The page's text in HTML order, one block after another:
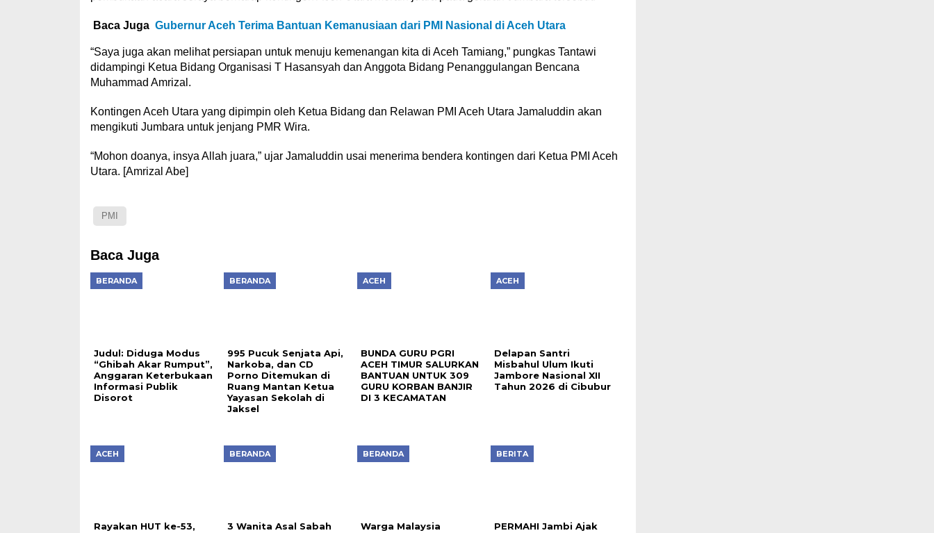
Baca Juga Gubernur Aceh Terima Bantuan Kemanusiaan dari PMI Nasional di Aceh Utara
“Saya juga akan melihat persiapan untuk menuju kemenangan kita di Aceh Tamiang,” pungkas Tantawi
didampingi Ketua Bidang Organisasi T Hasansyah dan Anggota Bidang Penanggulangan Bencana
Muhammad Amrizal.
Kontingen Aceh Utara yang dipimpin oleh Ketua Bidang dan Relawan PMI Aceh Utara Jamaluddin akan
mengikuti Jumbara untuk jenjang PMR Wira.
“Mohon doanya, insya Allah juara,” ujar Jamaluddin usai menerima bendera kontingen dari Ketua PMI Aceh
Utara. [Amrizal Abe]
PMI
Baca Juga
BERANDA
Judul: Diduga Modus
“Ghibah Akar Rumput”,
Anggaran Keterbukaan
Informasi Publik
Disorot
BERANDA
995 Pucuk Senjata Api,
Narkoba, dan CD
Porno Ditemukan di
Ruang Mantan Ketua
Yayasan Sekolah di
Jaksel
ACEH
BUNDA GURU PGRI
ACEH TIMUR SALURKAN
BANTUAN UNTUK 309
GURU KORBAN BANJIR
DI 3 KECAMATAN
ACEH
Delapan Santri
Misbahul Ulum Ikuti
Jambore Nasional XII
Tahun 2026 di Cibubur
ACEH
Rayakan HUT ke-53,
BERANDA
3 Wanita Asal Sabah
BERANDA
Warga Malaysia
BERITA
PERMAHI Jambi Ajak